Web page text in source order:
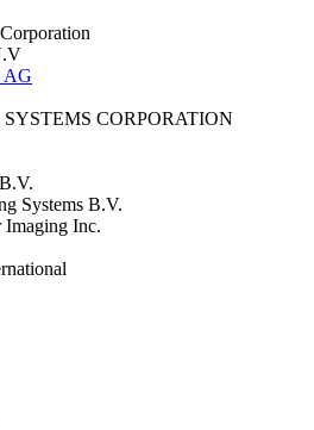
AG
CORPORATION
Systems B.V.
Imaging Inc.